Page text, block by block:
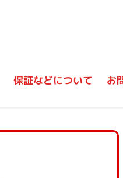
保証などについて お